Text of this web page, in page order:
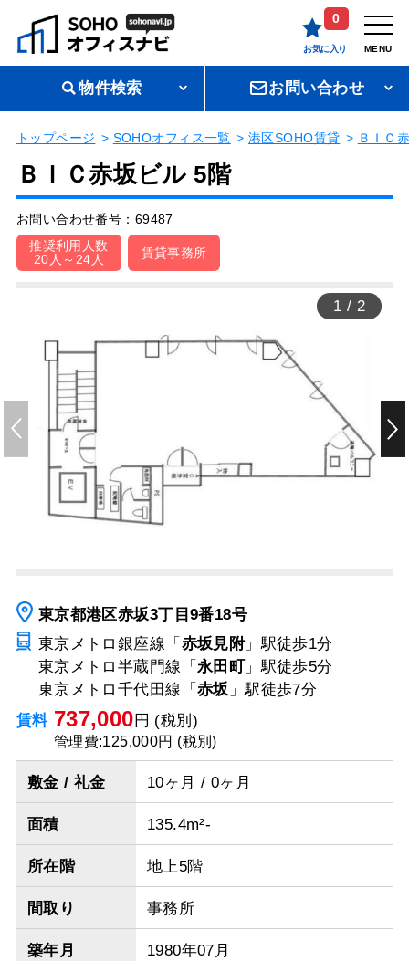
0
お気に入り MENU
物件検索 お問い合わせ
トップページ SOHOオフィス一覧 港区SOHO賃貸 ＢＩＣ
ＢＩＣ赤坂ビル 5階
お問い合わせ番号：69487
推奨利用人数
20人～24人
賃貸事務所
1 / 2
東京都港区赤坂3丁目9番18号
東京メトロ銀座線「 赤坂見附」駅徒歩1分
東京メトロ半蔵門線「 永田町 」駅徒歩5分
東京メトロ千代田線「 赤坂 」駅徒歩7分
賃料 737,000 円 (税別)
管理費:125,000円 (税別)
敷金 / 礼金 10ヶ月 / 0ヶ月
面積 135.4m²-
所在階 地上5階
間取り 事務所
築年月 1980年07月